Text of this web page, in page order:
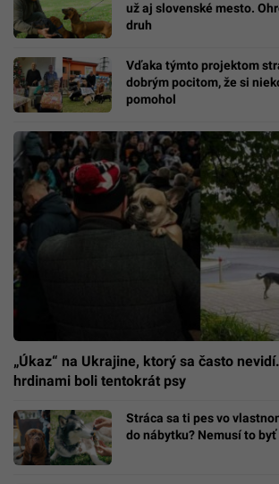
už aj slovenské mesto.
druh
Vďaka týmto projektom
dobrým pocitom, že si
pomohol
„Úkaz“ na Ukrajine, ktorý sa často
hrdinami boli tentokrát psy
Stráca sa ti pes vo
do nábytku? Nemusí to byť